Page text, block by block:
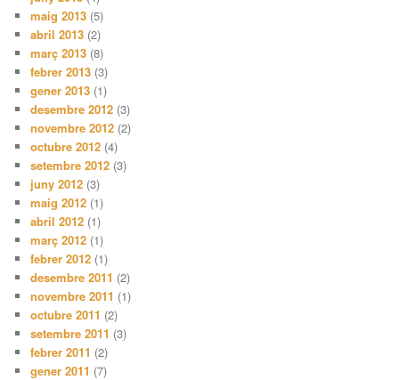
maig 2013 (5)
abril 2013 (2)
març 2013 (8)
febrer 2013 (3)
gener 2013 (1)
desembre 2012 (3)
novembre 2012 (2)
octubre 2012 (4)
setembre 2012 (3)
juny 2012 (3)
maig 2012 (1)
abril 2012 (1)
març 2012 (1)
febrer 2012 (1)
desembre 2011 (2)
novembre 2011 (1)
octubre 2011 (2)
setembre 2011 (3)
febrer 2011 (2)
gener 2011 (7)